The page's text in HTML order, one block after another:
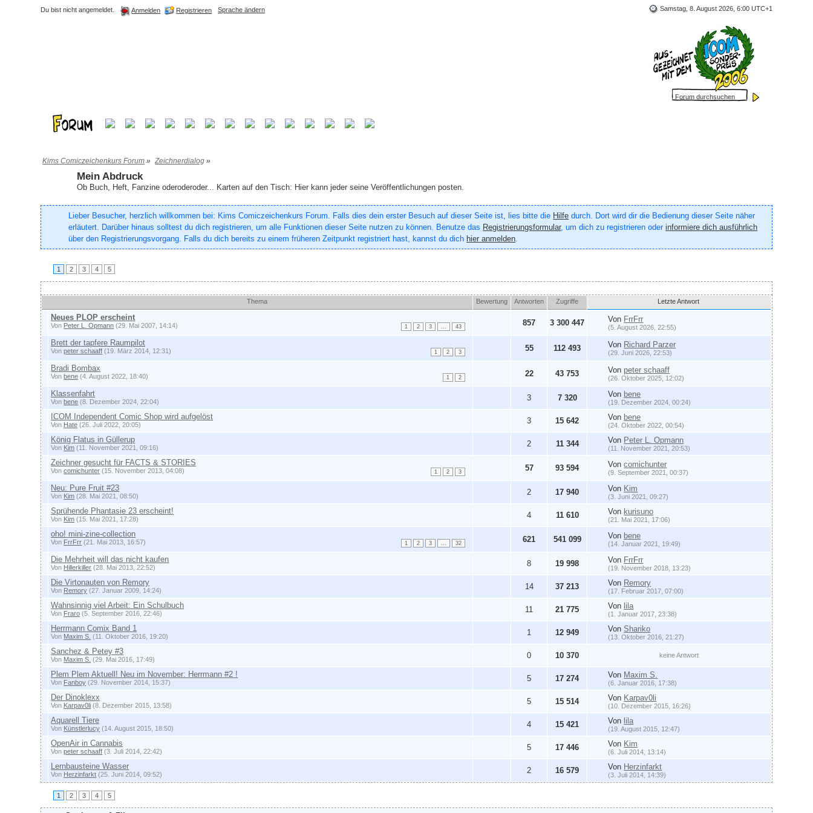
Samstag, 8. August 2026, 6:00 UTC+1
Du bist nicht angemeldet. Anmelden Registrieren Sprache ändern
Kims Comiczeichenkurs Forum » Zeichnerdialog »
Mein Abdruck
Ob Buch, Heft, Fanzine oderoderoder... Karten auf den Tisch: Hier kann jeder seine Veröffentlichungen posten.
Lieber Besucher, herzlich willkommen bei: Kims Comiczeichenkurs Forum. Falls dies dein erster Besuch auf dieser Seite ist, lies bitte die Hilfe durch. Dort wird dir die Bedienung dieser Seite näher
erläutert. Darüber hinaus solltest du dich registrieren, um alle Funktionen dieser Seite nutzen zu können. Benutze das Registrierungsformular, um dich zu registrieren oderinformiere dich ausführlich
über den Registrierungsvorgang. Falls du dich bereits zu einem früheren Zeitpunkt registriert hast, kannst du dich hier anmelden.
1 2 3 4 5
Thema Bewertung Antworten Zugriffe Letzte Antwort
Neues PLOP erscheint
1 2 3 … 43
Von Peter L. Opmann (29. Mai 2007, 14:14) 857 3 300 447 Von FrrFrr
(5. August 2026, 22:55)
Brett der tapfere Raumpilot
1 2 3
Vonpeter schaaff (19. März 2014, 12:31) 55 112 493 Von Richard Parzer
(29. Juni 2026, 22:53)
Bradi Bombax
1 2
Von bene (4. August 2022, 18:40) 22 43 753 Von peter schaaff
(26. Oktober 2025, 12:02)
Klassenfahrt
Von bene (8. Dezember 2024, 22:04) 3 7 320 Von bene
(19. Dezember 2024, 00:24)
ICOM Independent Comic Shop wird aufgelöst
Von Hate (26. Juli 2022, 20:05) 3 15 642 Von bene
(24. Oktober 2022, 00:54)
König Flatus in Güllerup
Von Kim (11. November 2021, 09:16) 2 11 344 Von Peter L. Opmann
(11. November 2021, 20:53)
Zeichner gesucht für FACTS & STORIES
1 2 3
Voncomichunter (15. November 2013, 04:08) 57 93 594 Voncomichunter
(9. September 2021, 00:37)
Neu: Pure Fruit #23
Von Kim (28. Mai 2021, 08:50) 2 17 940 Von Kim
(3. Juni 2021, 09:27)
Sprühende Phantasie 23 erscheint!
Von Kim (15. Mai 2021, 17:28) 4 11 610 Von kurisuno
(21. Mai 2021, 17:06)
oho! mini-zine-collection
1 2 3 … 32
Von FrrFrr (21. Mai 2013, 16:57) 621 541 099 Von bene
(14. Januar 2021, 19:49)
Die Mehrheit will das nicht kaufen
Von Hillerkiller (28. Mai 2013, 22:52) 8 19 998 Von FrrFrr
(19. November 2018, 13:23)
Die Virtonauten von Remory
Von Remory (27. Januar 2009, 14:24) 14 37 213 Von Remory
(17. Februar 2017, 07:00)
Wahnsinnig viel Arbeit: Ein Schulbuch
Von Fraro (5. September 2016, 22:46) 11 21 775 Von lila
(1. Januar 2017, 23:38)
Herrmann Comix Band 1
Von Maxim S. (11. Oktober 2016, 19:20) 1 12 949 VonShariko
(13. Oktober 2016, 21:27)
Sanchez & Petey #3
Von Maxim S. (29. Mai 2016, 17:49) 0 10 370 keine Antwort
Plem Plem Aktuell! Neu im November: Herrmann #2 !
Von Fanboy (29. November 2014, 15:37) 5 17 274 Von Maxim S.
(6. Januar 2016, 17:38)
Der Dinoklexx
Von Karpav0li (8. Dezember 2015, 13:58) 5 15 514 Von Karpav0li
(10. Dezember 2015, 16:26)
Aquarell Tiere
Von Künstlerlucy (14. August 2015, 18:50) 4 15 421 Von lila
(19. August 2015, 12:47)
OpenAir in Cannabis
Vonpeter schaaff (3. Juli 2014, 22:42) 5 17 446 Von Kim
(6. Juli 2014, 13:14)
Lernbausteine Wasser
Von Herzinfarkt (25. Juni 2014, 09:52) 2 16 579 Von Herzinfarkt
(3. Juli 2014, 14:39)
1 2 3 4 5